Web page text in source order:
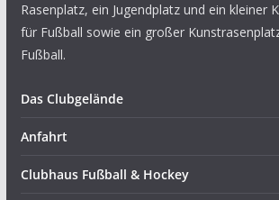
Rasenplatz, ein Jugendplatz und ein kleiner
für Fußball sowie ein großer
Fußball.
Das Clubgelände
Anfahrt
Clubhaus Fußball & Hockey